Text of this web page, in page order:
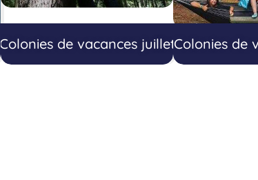
Colonies de vacances juilletColonies de